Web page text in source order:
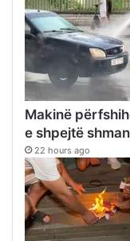
Makinë
e shpejtë
22 hours ago